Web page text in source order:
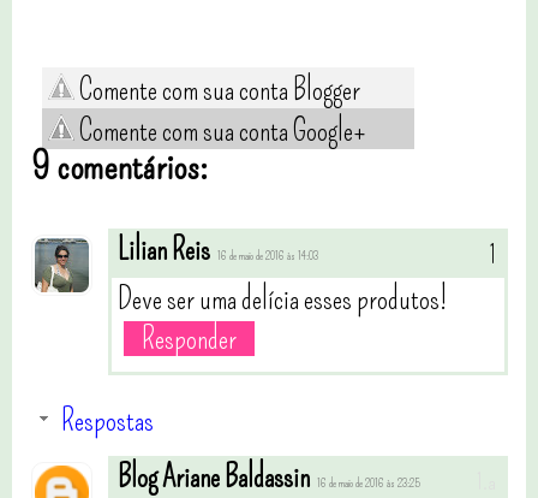
Comente com sua conta Blogger
Comente com sua conta Google+
9 comentários:
Lilian Reis 16 de maio de 2016 às 14:03
Deve ser uma delícia esses produtos!
Responder
Respostas
Blog Ariane Baldassin
16 de maio de 2016 às 23:25